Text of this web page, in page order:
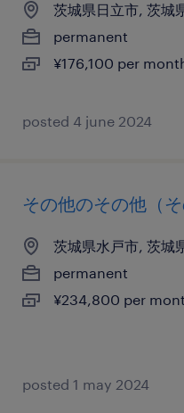
茨城県日立市, 茨城
permanent
¥176,100 per
posted 4 june 2024
その他のその他（
茨城県水戸市, 茨城
permanent
¥234,800 per
posted 1 may 2024